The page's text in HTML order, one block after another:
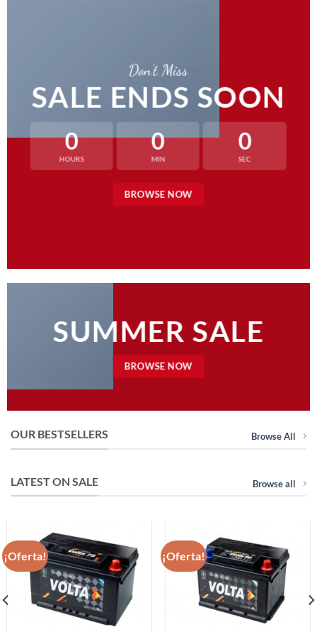
Don’t Miss
SALE ENDS SOON
0
HOURS
0
MIN
0
SEC
BROWSE NOW
SUMMER SALE
BROWSE NOW
OUR BESTSELLERS Browse All
LATEST ON SALE Browse all
¡Oferta! ¡Oferta!